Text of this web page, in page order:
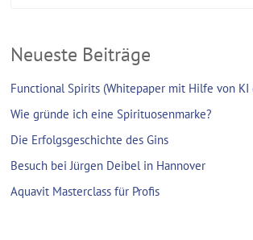
Neueste Beiträge
Functional Spirits (Whitepaper mit Hilfe von
Wie gründe ich eine Spirituosenmarke?
Die Erfolgsgeschichte des Gins
Besuch bei Jürgen Deibel in Hannover
Aquavit Masterclass für Profis